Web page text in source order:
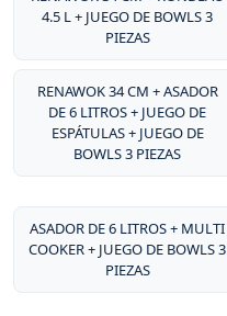
4.5 L + JUEGO DE BOWLS 3
PIEZAS
RENAWOK 34 CM + ASADOR
DE 6 LITROS + JUEGO DE
ESPÁTULAS + JUEGO DE
BOWLS 3 PIEZAS
ASADOR DE 6 LITROS + MULTI
COOKER + JUEGO DE BOWLS 3
PIEZAS